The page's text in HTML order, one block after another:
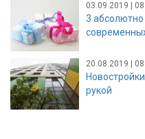
03.09.2019 |
3 абсолютно
20.08.2019 |
рукой